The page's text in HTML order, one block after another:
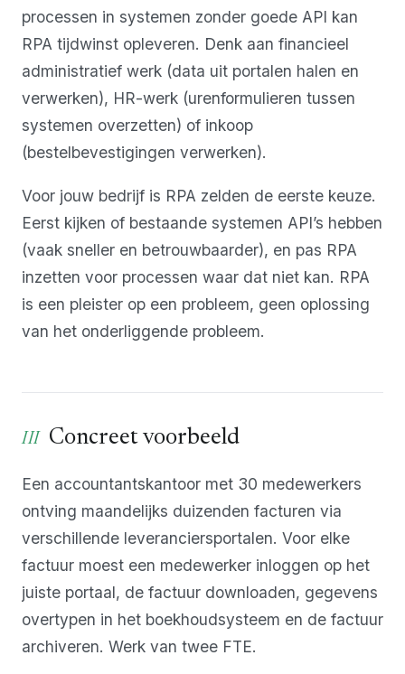
processen in systemen zonder goede API kan
RPA tijdwinst opleveren. Denk aan financieel
administratief werk (data uit portalen halen en
verwerken), HR-werk (urenformulieren tussen
systemen overzetten) of inkoop
(bestelbevestigingen verwerken).
Voor jouw bedrijf is RPA zelden de eerste keuze.
Eerst kijken of bestaande systemen API’s hebben
(vaak sneller en betrouwbaarder), en pas RPA
inzetten voor processen waar dat niet kan. RPA
is een pleister op een probleem, geen oplossing
van het onderliggende probleem.
Concreet voorbeeld
Een accountantskantoor met 30 medewerkers
ontving maandelijks duizenden facturen via
verschillende leveranciersportalen. Voor elke
factuur moest een medewerker inloggen op het
juiste portaal, de factuur downloaden, gegevens
overtypen in het boekhoudsysteem en de factuur
archiveren. Werk van twee FTE.